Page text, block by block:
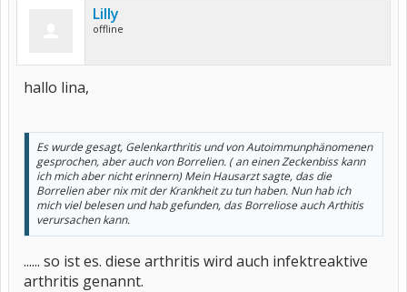
Lilly
offline
hallo lina,
Es wurde gesagt, Gelenkarthritis und von Autoimmunphänomenen
gesprochen, aber auch von Borrelien. ( an einen Zeckenbiss kann
ich mich aber nicht erinnern) Mein Hausarzt sagte, das die
Borrelien aber nix mit der Krankheit zu tun haben. Nun hab ich
mich viel belesen und hab gefunden, das Borreliose auch Arthitis
verursachen kann.
...... so ist es. diese arthritis wird auch infektreaktive
arthritis genannt.